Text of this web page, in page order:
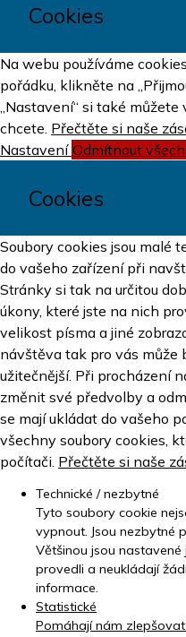
Cookies
Na webu používáme
pořádku, klikněte na
„Nastavení“ si také
chcete. Přečtěte si naše
Nastavení Odmítnout
Cookies
Soubory cookies jsou malé
do vašeho zařízení při
Stránky si tak na určitou
úkony, které jste na nich
velikost písma a jiné
návštěva tak pro vás může
užitečnější. Při procházení
změnit své předvolby a
se mají ukládat do vašeho
všechny soubory cookies,
počítači. Přečtěte si naše
Technické / nezbytné
Tyto soubory cookie
vypnout. Jsou nezbytné
Většinou jsou
provedli a neukládají
informace.
Statistické
Pomáhají nám